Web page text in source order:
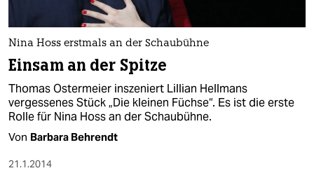
Nina Hoss erstmals an der Schaubühne
Einsam an der Spitze
Thomas Ostermeier inszeniert Lillian Hellmans
vergessenes Stück „Die kleinen Füchse“. Es ist die erste
Rolle für Nina Hoss an der Schaubühne.
Von Barbara Behrendt
21.1.2014